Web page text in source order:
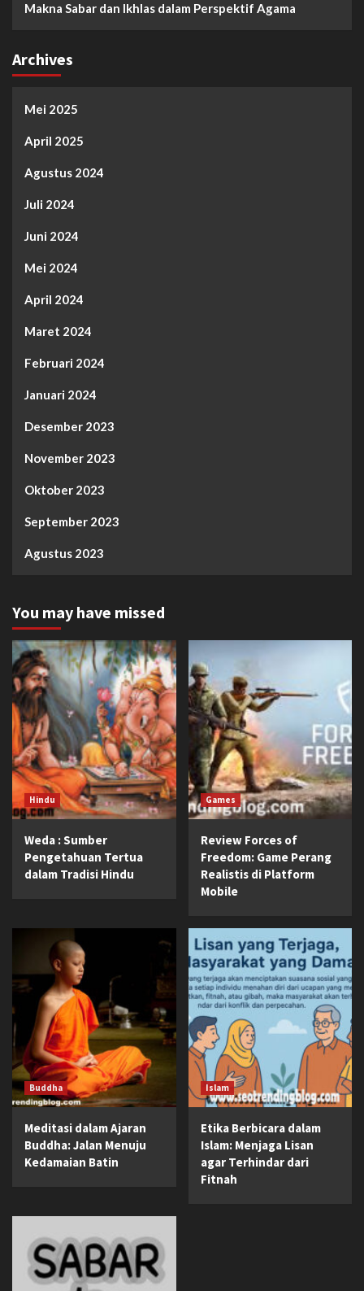
Makna Sabar dan Ikhlas dalam Perspektif Agama
Archives
Mei 2025
April 2025
Agustus 2024
Juli 2024
Juni 2024
Mei 2024
April 2024
Maret 2024
Februari 2024
Januari 2024
Desember 2023
November 2023
Oktober 2023
September 2023
Agustus 2023
You may have missed
Hindu
Weda : Sumber
Pengetahuan Tertua
dalam Tradisi Hindu
Games
Review Forces of
Freedom: Game Perang
Realistis di Platform
Mobile
Buddha
Meditasi dalam Ajaran
Buddha: Jalan Menuju
Kedamaian Batin
Islam
Etika Berbicara dalam
Islam: Menjaga Lisan
agar Terhindar dari
Fitnah